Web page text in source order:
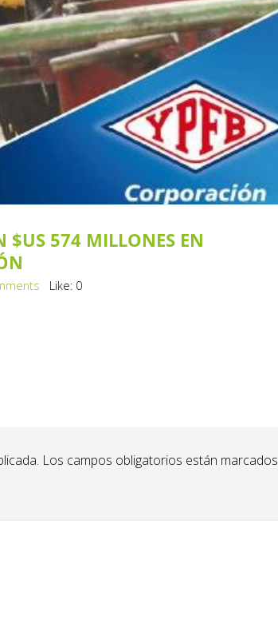
$US 574 MILLONES EN
Like: 0
Los campos obligatorios están marcados